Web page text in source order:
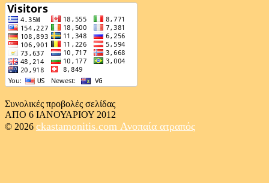
Συνολικές προβολές σελίδας
ΑΠΟ 6 ΙΑΝΟΥΑΡΙΟΥ 2012
© 2026 ckastamonitis.com Ανοπαία ατραπός